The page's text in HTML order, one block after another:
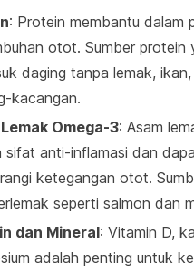
: Protein membantu dalam
otot. Sumber protein
daging tanpa lemak,
kacangan.
Omega-3: Asam
sifat anti-inflamasi dan
ketegangan otot.
seperti salmon dan
dan Mineral: Vitamin D,
adalah penting untuk